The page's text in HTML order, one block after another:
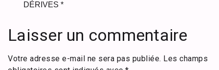
DÉRIVES *
Laisser un commentaire
Votre adresse e-mail ne sera pas publiée. Les champs